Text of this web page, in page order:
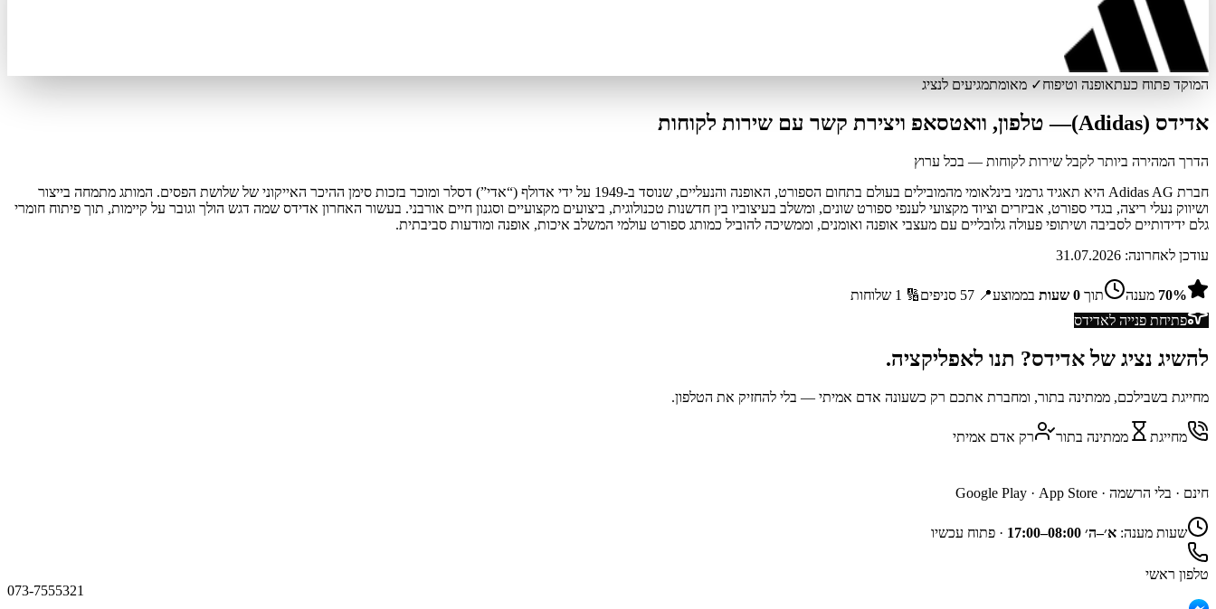
המוקד פתוח כעתאופנה וטיפוח✓ מאומתמגיעים לנציג
אדידס (Adidas) — טלפון, וואטסאפ ויצירת קשר עם שירות לקוחות
הדרך המהירה ביותר לקבל שירות לקוחות — בכל ערוץ
חברת Adidas AG היא תאגיד גרמני בינלאומי מהמובילים בעולם בתחום הספורט, האופנה והנעליים, שנוסד ב-1949 על ידי אדולף (“אדי”) דסלר ומוכר בזכות סימן ההיכר האייקוני של שלושת הפסים. המותג מתמחה בייצור
ושיווק נעלי ריצה, בגדי ספורט, אביזרים וציוד מקצועי לענפי ספורט שונים, ומשלב בעיצוביו בין חדשנות טכנולוגית, ביצועים מקצועיים וסגנון חיים אורבני. בעשור האחרון אדידס שמה דגש הולך וגובר על קיימות, תוך פיתוח חומרי
גלם ידידותיים לסביבה ושיתופי פעולה גלובליים עם מעצבי אופנה ואומנים, וממשיכה להוביל כמותג ספורט עולמי המשלב איכות, אופנה ומודעות סביבתית.
עודכן לאחרונה: 31.07.2026
70% מענה תוך 0 שעות בממוצע📍
57 סניפים🔢
1 שלוחות
פתיחת פנייה לאדידס
להשיג נציג שלאדידס? תנו לאפליקציה.
מחייגת בשבילכם, ממתינה בתור, ומחברת אתכם רק כשעונה אדם אמיתי — בלי להחזיק את הטלפון.
מחייגת ממתינה בתור
רק אדם אמיתי
חינם · בלי הרשמה · App Store
·
Google Play
שעות מענה: א׳–ה׳ 08:00–17:00 · פתוח עכשיו
טלפון ראשי
073-7555321